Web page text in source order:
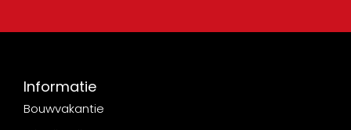
Informatie
Bouwvakantie